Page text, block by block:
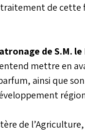
de
de S.M.
entend mettre en
ainsi que
de